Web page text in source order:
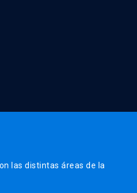
las distintas áreas de la